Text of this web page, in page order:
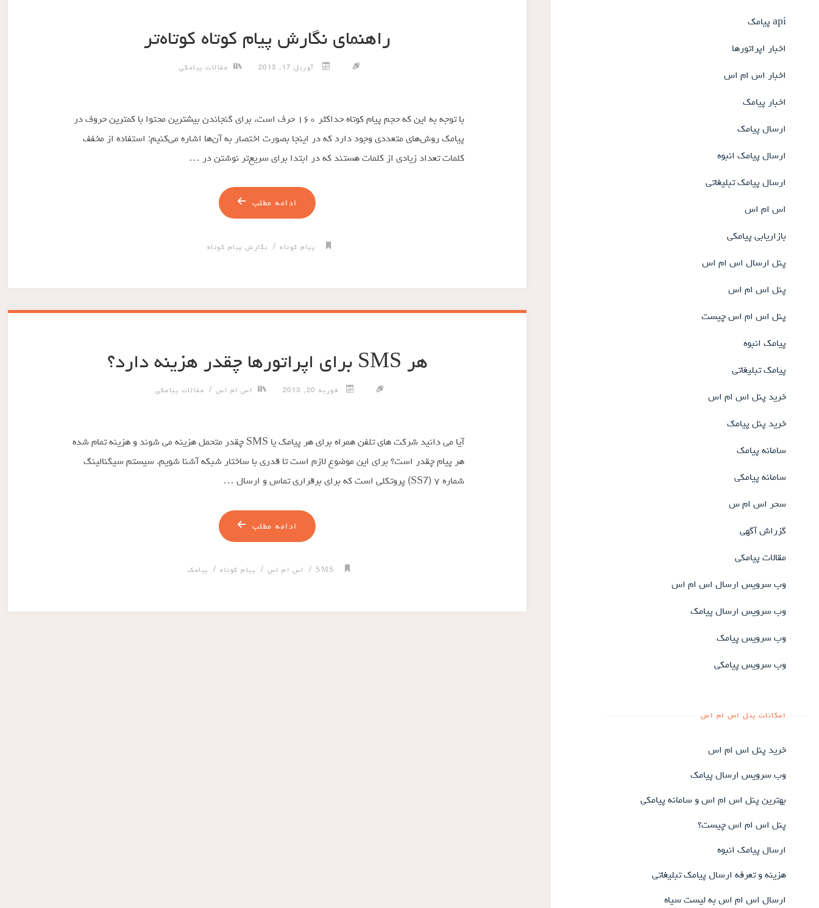
api پیامک
اخبار اپراتورها
اخبار اس ام اس
اخبار پیامک
ارسال پیامک
ارسال پیامک انبوه
ارسال پیامک تبلیغاتی
اس ام اس
بازاریابی پیامکی
پنل ارسال اس ام اس
پنل اس ام اس
پنل اس ام اس چیست
پیامک انبوه
پیامک تبلیغاتی
خرید پنل اس ام اس
خرید پنل پیامک
سامانه پیامک
سامانه پیامکی
سحر اس ام س
گزراش آگهی
مقالات پیامکی
وب سرویس ارسال اس ام اس
وب سرویس ارسال پیامک
وب سرویس پیامک
وب سرویس پیامکی
امکانات پنل اس ام اس
خرید پنل اس ام اس
وب سرویس ارسال پیامک
بهترین پنل اس ام اس و سامانه پیامکی
پنل اس ام اس چیست؟
ارسال پیامک انبوه
هزینه و تعرفه ارسال پیامک تبلیغاتی
ارسال اس ام اس به لیست سیاه
راهنمای نگارش پیام کوتاه کوتاه‌تر
آوریل 17, 2013 مقالات پیامکی
با توجه به این که حجم پیام کوتاه حداکثر ۱۶۰ حرف است، برای گنجاندن بیشترین محتوا با کمترین حروف در
پیامک روش‌های متعددی وجود دارد که در اینجا بصورت اختصار به آن‌ها اشاره می‌کنیم: استفاده از مخفف
کلمات تعداد زیادی از کلمات هستند که در ابتدا برای سریع‌تر نوشتن در …
ادامه مطلب
پیام کوتاه/ نگارش پیام کوتاه
هر SMS برای اپراتورها چقدر هزینه دارد؟
فوریه 20, 2013 اس ام اس/ مقالات پیامکی
آیا می دانید شرکت های تلفن همراه برای هر پیامک یا SMS چقدر متحمل هزینه می شوند و هزینه تمام شده
هر پیام چقدر است؟ برای این موضوع لازم است تا قدری با ساختار شبکه آشنا شویم. سیستم سیگنالینگ
شماره ۷ (SS7) پروتکلی است که برای برقراری تماس و ارسال …
ادامه مطلب
SMS
/ اس ام اس / پیام کوتاه/ پیامک